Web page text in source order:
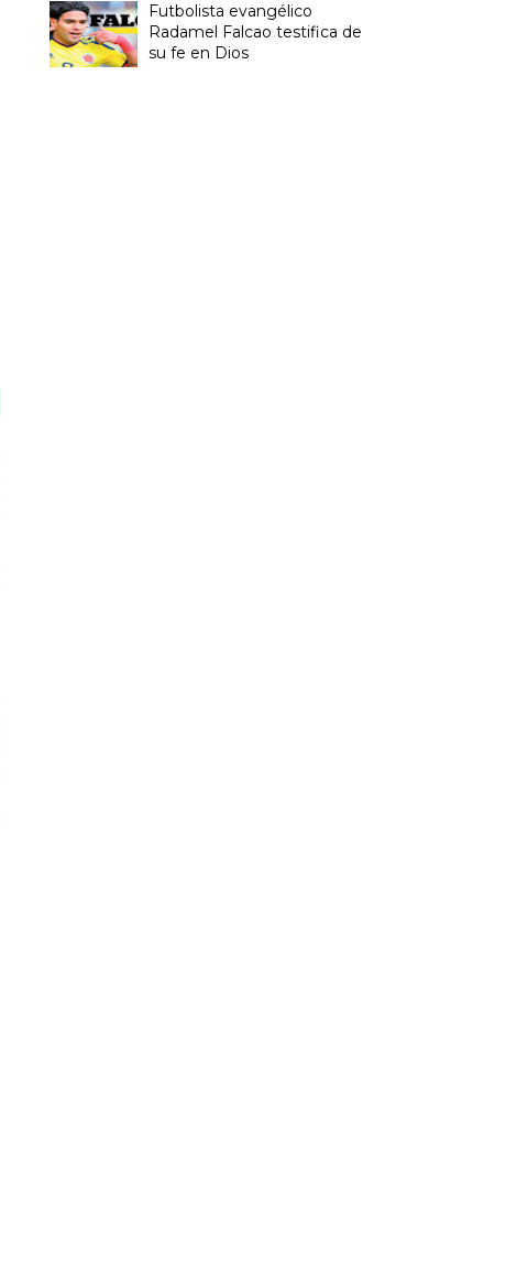
Futbolista evangélico
Radamel Falcao testifica de
su fe en Dios